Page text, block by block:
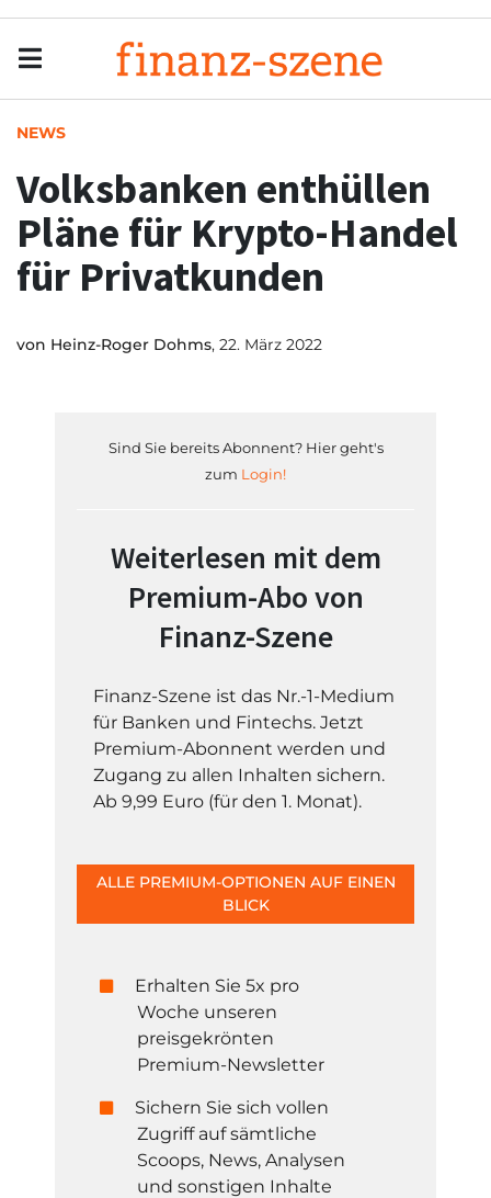
NEWS
Volksbanken enthüllen
Pläne für Krypto-Handel
für Privatkunden
von Heinz-Roger Dohms, 22. März 2022
Sind Sie bereits Abonnent? Hier geht's
zum Login!
Weiterlesen mit dem
Premium-Abo von
Finanz-Szene
Finanz-Szene ist das Nr.-1-Medium
für Banken und Fintechs. Jetzt
Premium-Abonnent werden und
Zugang zu allen Inhalten sichern.
Ab 9,99 Euro (für den 1. Monat).
ALLE PREMIUM-OPTIONEN AUF EINEN
BLICK
Erhalten Sie 5x pro
Woche unseren
preisgekrönten
Premium-Newsletter
Sichern Sie sich vollen
Zugriff auf sämtliche
Scoops, News, Analysen
und sonstigen Inhalte